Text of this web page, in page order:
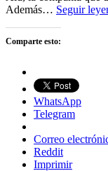
Además… Seguir
Comparte esto:
WhatsApp
Telegram
Correo
Reddit
Imprimir